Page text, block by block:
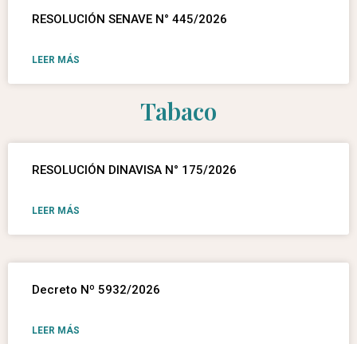
RESOLUCIÓN SENAVE N° 445/2026
LEER MÁS
Tabaco
RESOLUCIÓN DINAVISA N° 175/2026
LEER MÁS
Decreto Nº 5932/2026
LEER MÁS